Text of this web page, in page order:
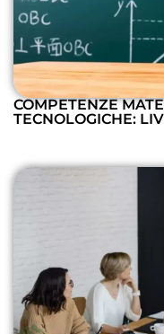
COMPETENZE
TECNOLOGICHE: